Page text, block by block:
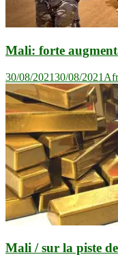
Mali: forte
30/08/202130/08/2021
Mali / sur la piste